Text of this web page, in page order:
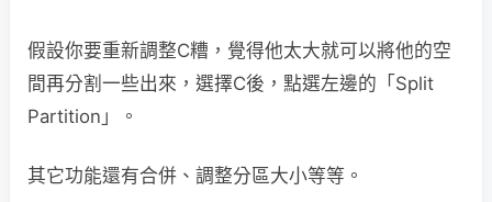
假設你要重新調整C糟，覺得他太大就可以將他的空
間再分割一些出來，選擇C後，點選左邊的「Split
Partition」。
其它功能還有合併、調整分區大小等等。